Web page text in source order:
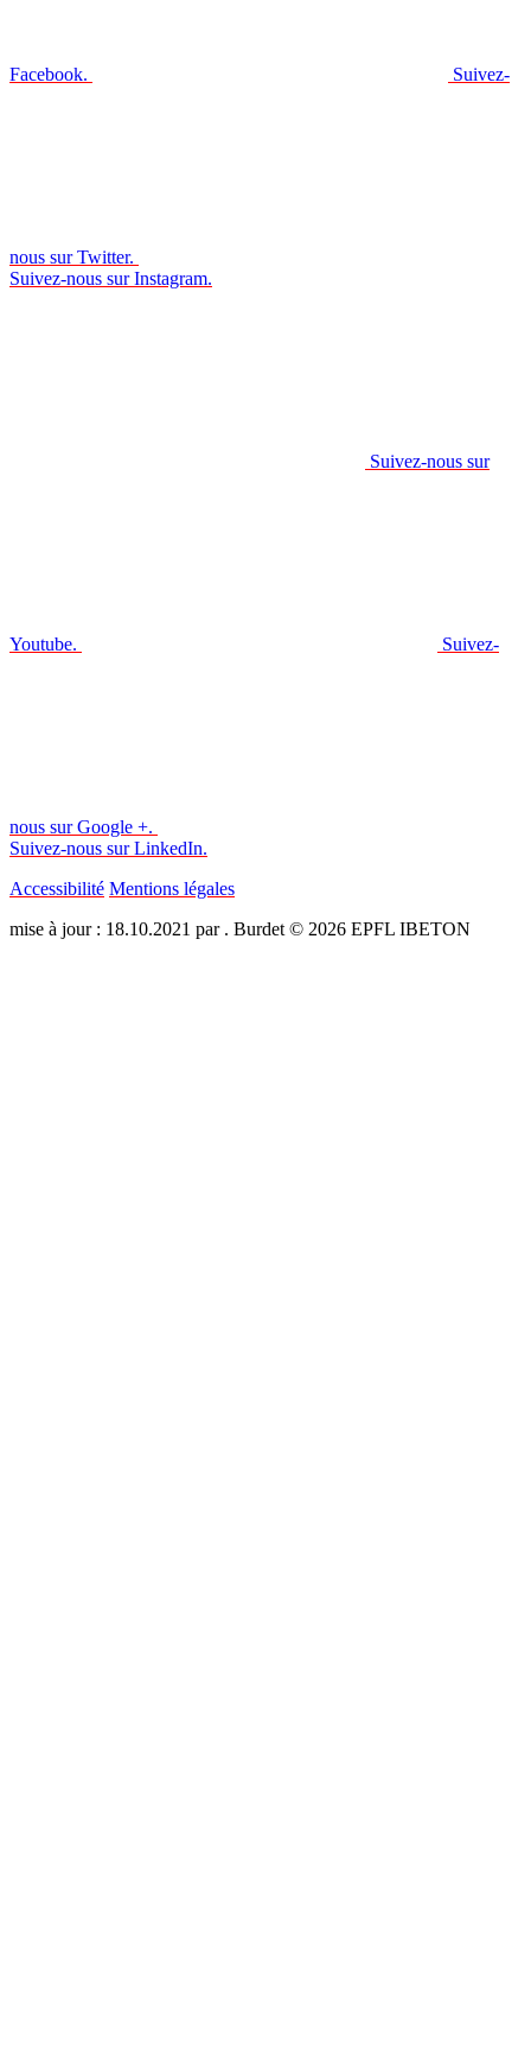
Facebook. Suivez-
nous sur Twitter.
Suivez-nous sur Instagram.
Suivez-nous sur
Youtube. Suivez-
nous sur Google +.
Suivez-nous sur LinkedIn.
Accessibilité Mentions légales
mise à jour : 18.10.2021 par . Burdet © 2026 EPFL IBETON